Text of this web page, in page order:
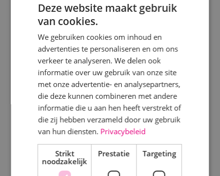
Beveiligingstechniek
Elektrotechniek
Energietechniek
Werktuigbouwkunde
Markt
Kantoren
Disciplines
Elektrotechniek
Werktuigbouwkunde
Energietechniek
Uitgelicht
Klimaatinstallaties
Deze website maakt gebruik
van cookies.
We gebruiken cookies om inhoud en
advertenties te personaliseren en om ons
verkeer te analyseren. We delen ook
informatie over uw gebruik van onze site
met onze advertentie- en analysepartners,
die deze kunnen combineren met andere
informatie die u aan hen heeft verstrekt of
die zij hebben verzameld door uw gebruik
van hun diensten. Privacybeleid
Strikt
noodzakelijk
Prestatie Targeting